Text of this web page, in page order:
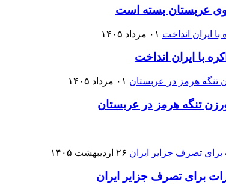
عربستان بسته است
۰۱ مرداد ۱۴۰۵
۰۱ مرداد ۱۴۰۵
تنگه هرمز در عربستان
۲۶ اردیبهشت ۱۴۰۵
برای تصرف جزایر ایران